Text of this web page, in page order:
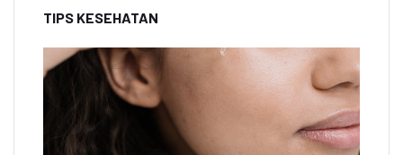
TIPS KESEHATAN